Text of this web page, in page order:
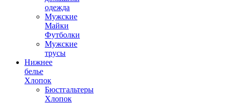
одежда
Мужские
Майки
Футболки
Мужские
трусы
Нижнее
белье
Хлопок
Бюстгальтеры
Хлопок